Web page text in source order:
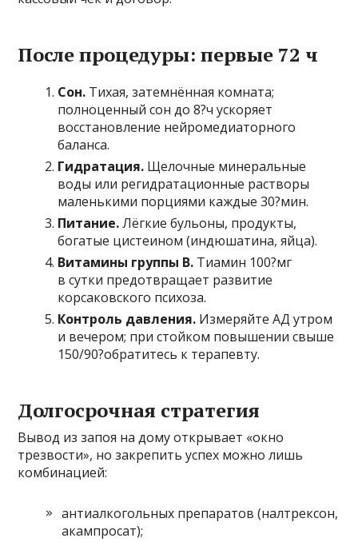
После процедуры: первые 72 ч
Сон. Тихая, затемнённая комната;
полноценный сон до 8?ч ускоряет
восстановление нейромедиаторного
баланса.
Гидратация. Щелочные минеральные
воды или регидратационные растворы
маленькими порциями каждые 30?мин.
Питание.Лёгкие бульоны, продукты,
богатые цистеином (индюшатина, яйца).
Витамины группы B. Тиамин 100?мг
в сутки предотвращает развитие
корсаковского психоза.
Контроль давления. Измеряйте АД утром
и вечером; при стойком повышении свыше
150/90?обратитесь к терапевту.
Долгосрочная стратегия
Вывод из запоя на дому открывает «окно
трезвости», но закрепить успех можно лишь
комбинацией:
антиалкогольных препаратов (налтрексон,
акампросат);